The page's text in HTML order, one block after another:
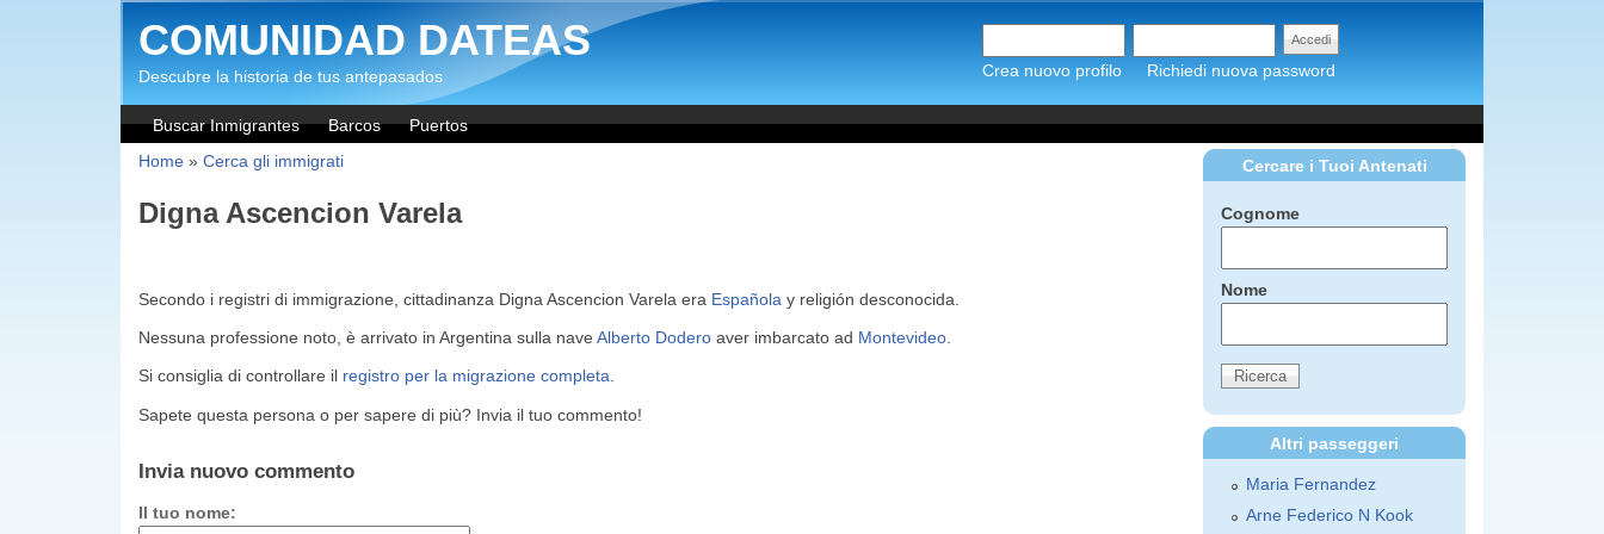
Salta al contenuto principale
Crea nuovo profilo Richiedi nuova password
COMUNIDAD DATEAS
Descubre la historia de tus antepasados
Buscar Inmigrantes Barcos
Puertos
Home» Cerca gli immigrati
Digna Ascencion Varela
Secondo i registri di immigrazione, cittadinanza Digna Ascencion Varela era Española y religión desconocida.
Nessuna professione noto, è arrivato in Argentina sulla nave Alberto Doderoaver imbarcato ad Montevideo.
Si consiglia di controllare il registro per la migrazione completa.
Sapete questa persona o per sapere di più? Invia il tuo commento!
Invia nuovo commento
Il tuo nome:
Cercare i Tuoi Antenati
Cognome
Nome
Altri passeggeri
Maria Fernandez
Arne Federico N Kook